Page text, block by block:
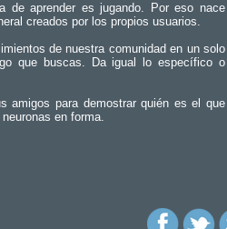
de aprender es jugando. Por eso nace
creados por los propios usuarios.
de nuestra comunidad en un solo
que buscas. Da igual lo específico o
amigos para demostrar quién es el que
en forma.